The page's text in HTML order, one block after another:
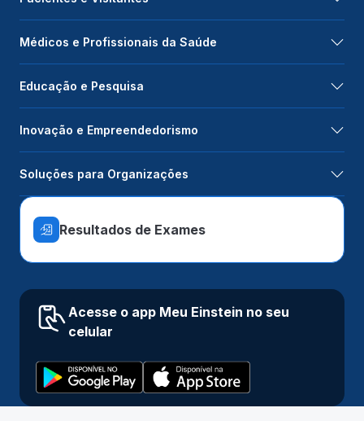
Médicos e Profissionais da Saúde
Educação e Pesquisa
Inovação e Empreendedorismo
Soluções para Organizações
Resultados de Exames
Acesse o app Meu Einstein no seu
celular